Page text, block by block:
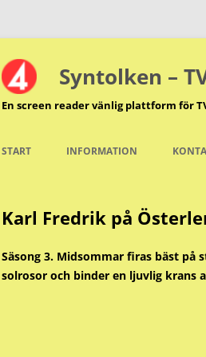
Hoppa
innehåll Syntolken –
En screen reader vänlig plattform för
START INFORMATION
Karl Fredrik på
Säsong 3. Midsommar firas bäst på
solrosor och binder en ljuvlig krans